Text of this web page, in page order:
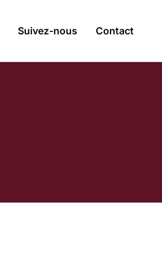
Suivez-nous Contact